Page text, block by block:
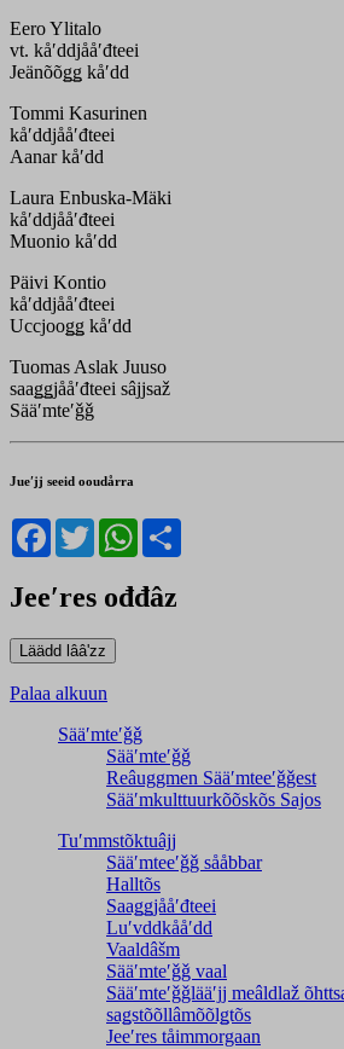
Eero Ylitalo
vt. kåʹddjååʹđteei
Jeänõõǥǥ kåʹdd
Tommi Kasurinen
kåʹddjååʹđteei
Aanar kåʹdd
Laura Enbuska-Mäki
kåʹddjååʹđteei
Muonio kåʹdd
Päivi Kontio
kåʹddjååʹđteei
Uccjooǥǥ kåʹdd
Tuomas Aslak Juuso
saaǥǥjååʹđteei sâjjsaž
Sääʹmteʹǧǧ
Jueʹjj seeid ooudårra
Facebook
TwitterWhatsApp
Jeeʹres ođđâz
Palaa alkuun
Sääʹmteʹǧǧ
Sääʹmteʹǧǧ
Reâuggmen Sääʹmteeʹǧǧest
Sääʹmkulttuurkõõskõs Sajos
Tuʹmmstõktuâjj
Sääʹmteeʹǧǧ sååbbar
Halltõs
Saaǥǥjååʹđteei
Luʹvddkååʹdd
Vaaldâšm
Sääʹmteʹǧǧ vaal
Sääʹmteʹǧǧlääʹjj meâldlaž
saǥstõõllâmõõlǥtõs
Jeeʹres tåimmorgaan